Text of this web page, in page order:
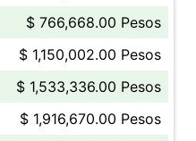
$ 766,668.00 Pesos
$ 1,150,002.00 Pesos
$ 1,533,336.00 Pesos
$ 1,916,670.00 Pesos